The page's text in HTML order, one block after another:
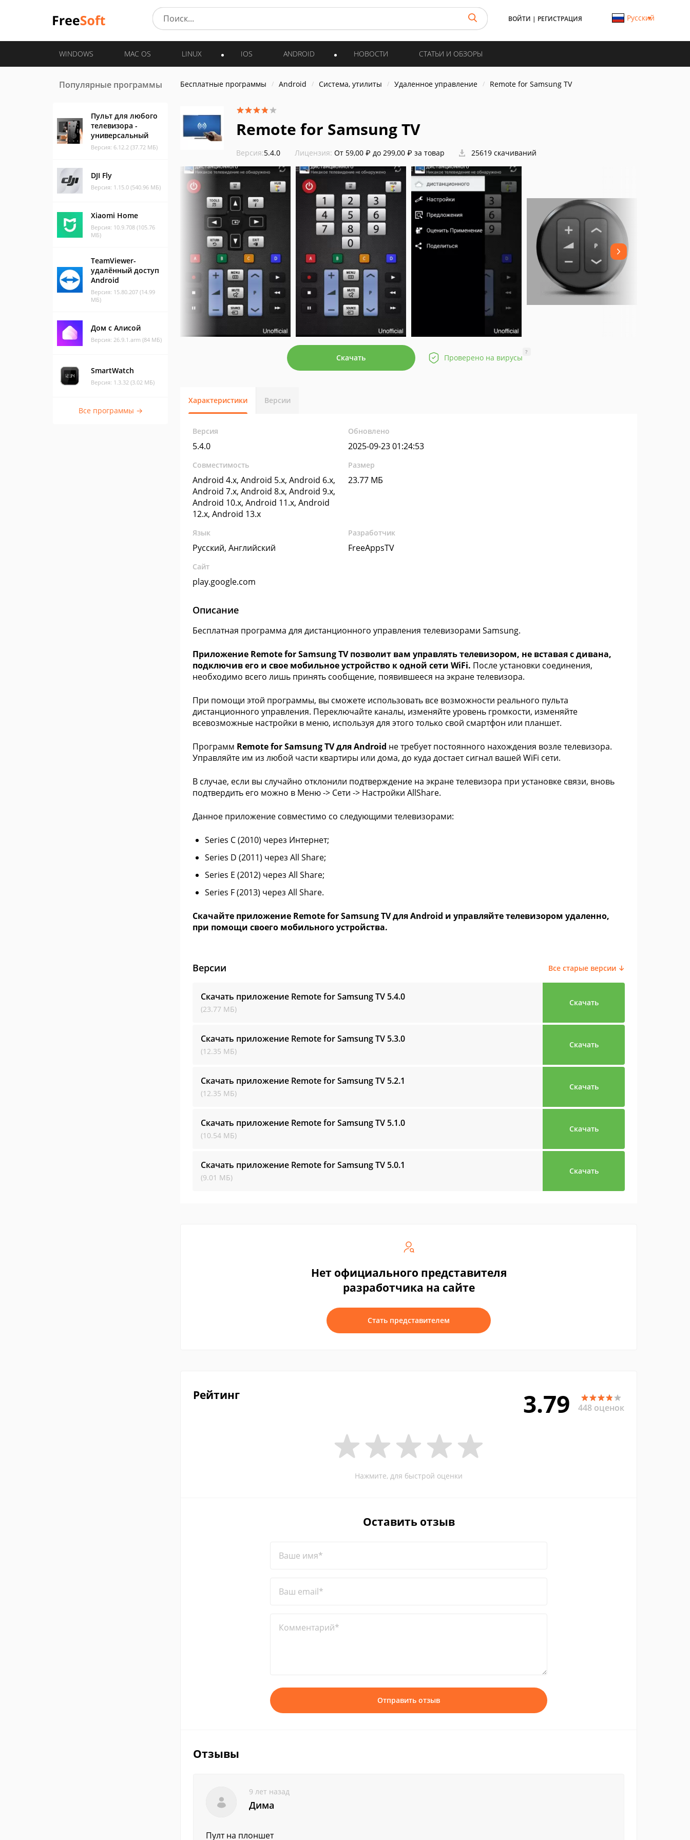
ВОЙТИ | РЕГИСТРАЦИЯ Русский
WINDOWS MAC OS LINUX IOS ANDROID НОВОСТИ СТАТЬИ И ОБЗОРЫ
Популярные программы
Пульт для любого
телевизора -
универсальный
Версия: 6.12.2 (37.72 МБ)
DJI Fly
Версия: 1.15.0 (540.96 МБ)
Xiaomi Home
Версия: 10.9.708 (105.76
МБ)
TeamViewer-
удалённый доступ
Android
Версия: 15.80.207 (14.99
МБ)
Дом с Алисой
Версия: 26.9.1.arm (84 МБ)
SmartWatch
Версия: 1.3.32 (3.02 МБ)
Все программы →
Бесплатные программы Android Система, утилиты Удаленное управление Remote for Samsung TV
Remote for Samsung TV
Версия:5.4.0 Лицензия: От 59,00 ₽ до 299,00 ₽ за товар 25619 скачиваний
Скачать Проверено на вирусы
?
Характеристики Версии
Версия
5.4.0
Обновлено
2025-09-23 01:24:53
Совместимость
Android 4.x, Android 5.x, Android 6.x,
Android 7.x, Android 8.x, Android 9.x,
Android 10.x, Android 11.x, Android
12.x, Android 13.x
Размер
23.77 МБ
Язык
Русский, Английский
Разработчик
FreeAppsTV
Сайт
play.google.com
Описание
Бесплатная программа для дистанционного управления телевизорами Samsung.
Приложение Remote for Samsung TV позволит вам управлять телевизором, не вставая с дивана,
подключив его и свое мобильное устройство к одной сети WiFi. После установки соединения,
необходимо всего лишь принять сообщение, появившееся на экране телевизора.
При помощи этой программы, вы сможете использовать все возможности реального пульта
дистанционного управления. Переключайте каналы, изменяйте уровень громкости, изменяйте
всевозможные настройки в меню, используя для этого только свой смартфон или планшет.
Программ Remote for Samsung TV для Android не требует постоянного нахождения возле телевизора.
Управляйте им из любой части квартиры или дома, до куда достает сигнал вашей WiFi сети.
В случае, если вы случайно отклонили подтверждение на экране телевизора при установке связи, вновь
подтвердить его можно в Меню -> Сети -> Настройки AllShare.
Данное приложение совместимо со следующими телевизорами:
Series C (2010) через Интернет;
Series D (2011) через All Share;
Series E (2012) через All Share;
Series F (2013) через All Share.
Скачайте приложение Remote for Samsung TV для Android и управляйте телевизором удаленно,
при помощи своего мобильного устройства.
Версии Все старые версии ↓
Скачать приложение Remote for Samsung TV 5.4.0
(23.77 МБ)
Скачать
Скачать приложение Remote for Samsung TV 5.3.0
(12.35 МБ)
Скачать
Скачать приложение Remote for Samsung TV 5.2.1
(12.35 МБ)
Скачать
Скачать приложение Remote for Samsung TV 5.1.0
(10.54 МБ)
Скачать
Скачать приложение Remote for Samsung TV 5.0.1
(9.01 МБ)
Скачать
Нет официального представителя
разработчика на сайте
Стать представителем
Рейтинг 3.79 448 оценок
Нажмите, для быстрой оценки
Оставить отзыв
Ваше имя*
Ваш email*
Комментарий*
Отправить отзыв
Отзывы
9 лет назад
Дима
Пулт на плоншет